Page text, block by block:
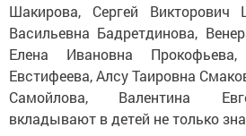
Шакирова, Сергей Викторович
Васильевна Бадретдинова,
Елена Ивановна
Евстифеева, Алсу Таировна
Самойлова, Валентина
вкладывают в детей не только